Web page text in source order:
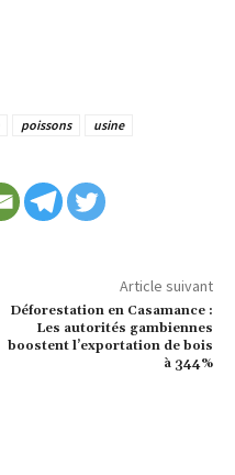
poissons usine
Article suivant
Déforestation en Casamance :
Les autorités gambiennes
boostent l’exportation de bois
à 344%